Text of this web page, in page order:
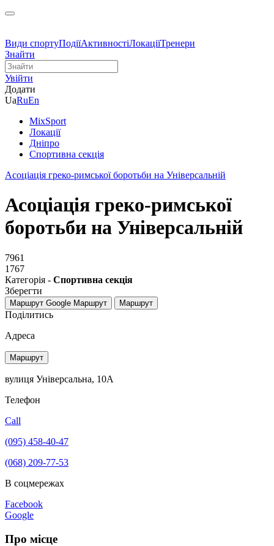
Види спортуПодіїАктивностіЛокаціїТренери
Знайти
Увійти
Додати
UaRuEn
MixSport
Локації
Дніпро
Спортивна секція
Асоціація греко-римської боротьби на Універсальній
Асоціація греко-римської
боротьби на Універсальній
7961
1767
Категорія - Спортивна секція
Зберегти
Маршрут Google Маршрут Маршрут
Поділитись
Адреса
Маршрут
вулиця Універсальна, 10А
Телефон
Call
(095) 458-40-47
(068) 209-77-53
В соцмережах
Facebook
Google
Про місце